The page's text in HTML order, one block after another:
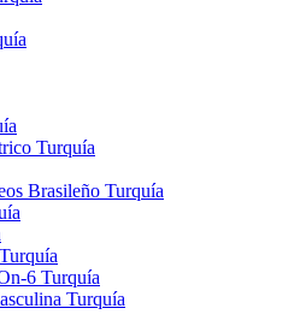
Turquía
Brasileño Turquía
6 Turquía
Turquía